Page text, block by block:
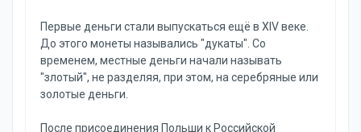
Первые деньги стали выпускаться ещё в XIV веке.
До этого монеты назывались "дукаты". Со
временем, местные деньги начали называть
"злотый", не разделяя, при этом, на серебряные или
золотые деньги.
После присоединения Польши к Российской